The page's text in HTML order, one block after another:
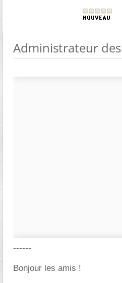
Administrateur des
------
Bonjour les amis !